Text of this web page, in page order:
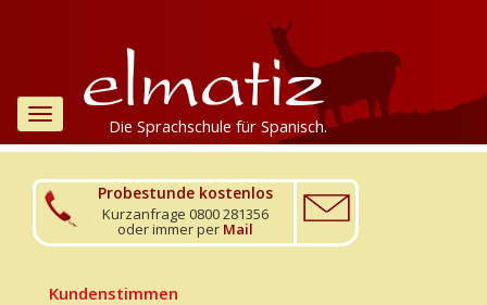
Toggle
navigation Die Sprachschule für Spanisch.
Probestunde kostenlos
Kurzanfrage 0800 281356
oder immer per Mail
Kundenstimmen